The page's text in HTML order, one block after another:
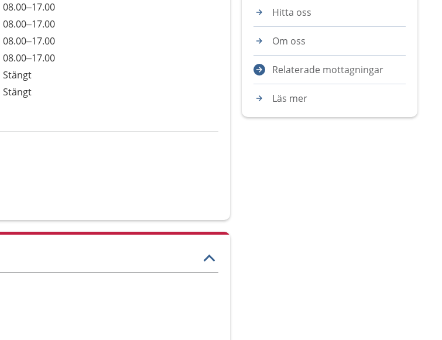
08.00–17.00
08.00–17.00
08.00–17.00
08.00–17.00
Stängt
Stängt
Hitta oss
Om oss
Relaterade mottagningar
Läs mer